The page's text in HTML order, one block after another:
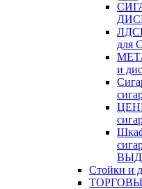
для
и
Стойки и